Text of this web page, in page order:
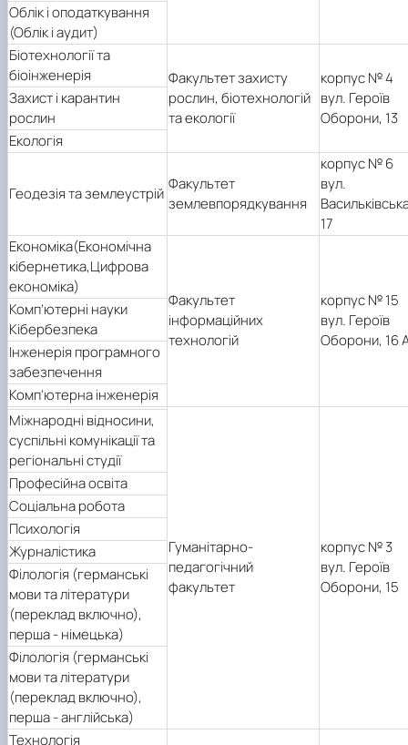
Облік і оподаткування
(Облік і аудит)
Біотехнологіїта
біоінженерія
Факультет захисту
рослин, біотехнологій
та екології
корпус № 4
вул. Героїв
Оборони, 13
Захисті карантин
рослин
Екологія
Геодезія та землеустрій
Факультет
землевпорядкування
корпус № 6
вул.
17
Економіка(Економічна
кібернетика,Цифрова
економіка)
Факультет
інформаційних
технологій
корпус № 15
вул. Героїв
Оборони, 16
Комп’ютерні науки
Кібербезпека
Інженерія програмного
забезпечення
Комп'ютерна інженерія
Гуманітарно-
педагогічний
факультет
корпус № 3
вул. Героїв
Оборони, 15
Міжнародні відносини,
суспільні комунікації та
регіональні студії
Професійна освіта
Соціальна робота
Психологія
Журналістика
Філологія (германські
мови та літератури
(переклад включно),
перша - німецька)
Філологія (германські
мови та літератури
(переклад включно),
перша - англійська)
Технологія